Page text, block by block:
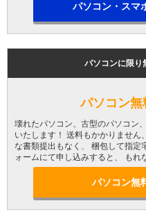
パソコン・スマ
パソコンに限り
パソコン
壊れたパソコン、古型のパソコン
いたします！ 送料もかかりません
な書類提出もなく、 梱包して指定
ォームにて申し込みすると、 もれ
パソコン無